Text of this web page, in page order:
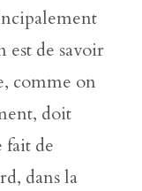
est de savoir
comme on
doit
fait de
dans la